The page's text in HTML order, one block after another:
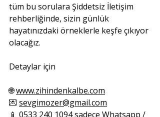
tüm bu sorulara Şiddetsiz İletişim
rehberliğinde, sizin günlük
hayatınızdaki örneklerle keşfe çıkıyor
olacağız.
Detaylar için
🌐 www.zihindenkalbe.com
💌 sevgimozer@gmail.com
📱 0533 240 1094 sadece Whatsapp /